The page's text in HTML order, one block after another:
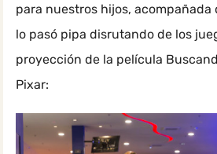
para nuestros hijos, acompañada
lo pasó pipa disrutando de los
proyección de la película
Pixar: